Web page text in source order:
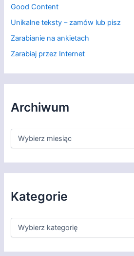
Good Content
Unikalne teksty – zamów lub pisz
Zarabianie na ankietach
Zarabiaj przez Internet
Archiwum
A
h
i
u
m
Kategorie
K
e